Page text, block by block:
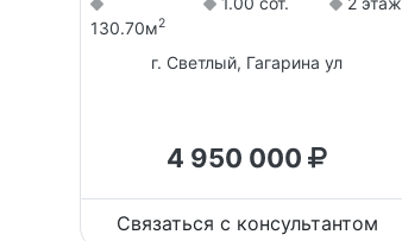
130.70м2
г. Светлый, Гагарина ул
4 950 000
Связаться с консультантом